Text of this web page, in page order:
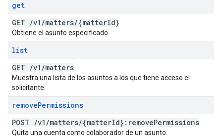
get
GET /v1 /matters/{matterId}
Obtiene el asunto especificado.
list
GET /v1 /matters
Muestra una lista de los asuntos a los que tiene acceso el
solicitante.
removePermissions
POST /v1 /matters/{matterId}:removePermissions
Quita una cuenta como colaborador de un asunto.